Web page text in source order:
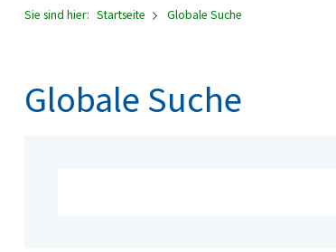
Sie sind hier: Startseite Globale Suche
Globale Suche